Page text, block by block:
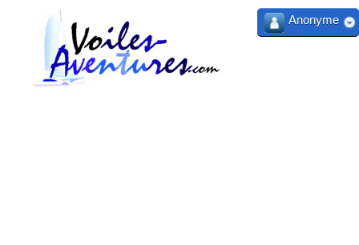
Anonyme